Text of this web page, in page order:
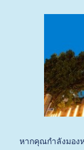
หากคุณกำลังมองห